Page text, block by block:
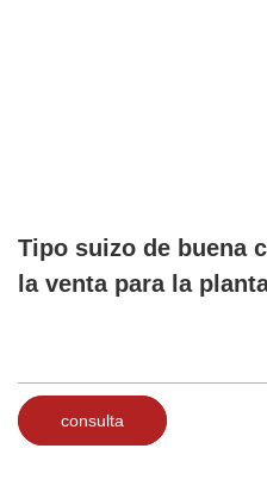
Tipo suizo de buena
la venta para la
consulta